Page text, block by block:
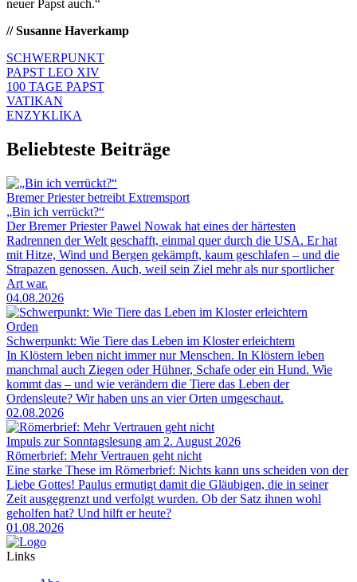
neuer Papst auch.“
// Susanne Haverkamp
SCHWERPUNKT
PAPST LEO XIV
100 TAGE PAPST
VATIKAN
ENZYKLIKA
Beliebteste Beiträge
Bremer Priester betreibt Extremsport
„Bin ich verrückt?“
Der Bremer Priester Pawel Nowak hat eines der härtesten
Radrennen der Welt geschafft, einmal quer durch die USA. Er hat
mit Hitze, Wind und Bergen gekämpft, kaum geschlafen – und die
Strapazen genossen. Auch, weil sein Ziel mehr als nur sportlicher
Art war.
04.08.2026
Orden
Schwerpunkt: Wie Tiere das Leben im Kloster erleichtern
In Klöstern leben nicht immer nur Menschen. In Klöstern leben
manchmal auch Ziegen oder Hühner, Schafe oder ein Hund. Wie
kommt das – und wie verändern die Tiere das Leben der
Ordensleute? Wir haben uns an vier Orten umgeschaut.
02.08.2026
Impuls zur Sonntagslesung am 2. August 2026
Römerbrief: Mehr Vertrauen geht nicht
Eine starke These im Römerbrief: Nichts kann uns scheiden von der
Liebe Gottes! Paulus ermutigt damit die Gläubigen, die in seiner
Zeit ausgegrenzt und verfolgt wurden. Ob der Satz ihnen wohl
geholfen hat? Und hilft er heute?
01.08.2026
Links